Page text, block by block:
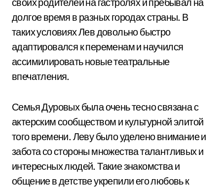
долгое время в разных городах страны. В
таких условиях Лев довольно быстро
адаптировался к переменам и научился
ассимилировать новые театральные
впечатления.
Семья Дуровых была очень тесно связана с
актерским сообществом и культурной элитой
того времени. Леву было уделено внимание и
забота со стороны множества талантливых и
интересных людей. Такие знакомства и
общение в детстве укрепили его любовь к